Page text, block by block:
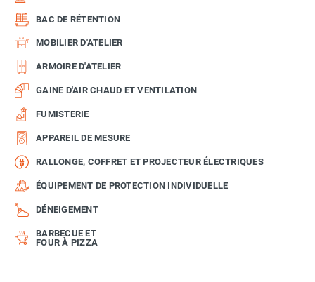
BAC DE RÉTENTION
MOBILIER D'ATELIER
ARMOIRE D'ATELIER
GAINE D'AIR CHAUD ET VENTILATION
FUMISTERIE
APPAREIL DE MESURE
RALLONGE, COFFRET ET PROJECTEUR ÉLECTRIQUES
ÉQUIPEMENT DE PROTECTION INDIVIDUELLE
DÉNEIGEMENT
BARBECUE ET
FOUR À PIZZA